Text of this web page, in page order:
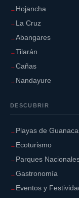
Hojancha
La Cruz
Abangares
Tilarán
Cañas
Nandayure
DESCUBRIR
Playas de
Ecoturismo
Parques
Gastronomía
Eventos y